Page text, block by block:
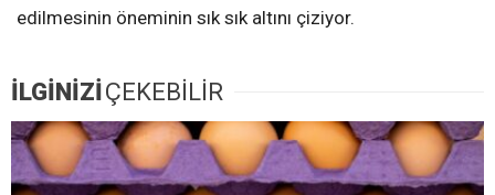
edilmesinin öneminin sık sık altını çiziyor.
İLGİNİZİÇEKEBİLİR